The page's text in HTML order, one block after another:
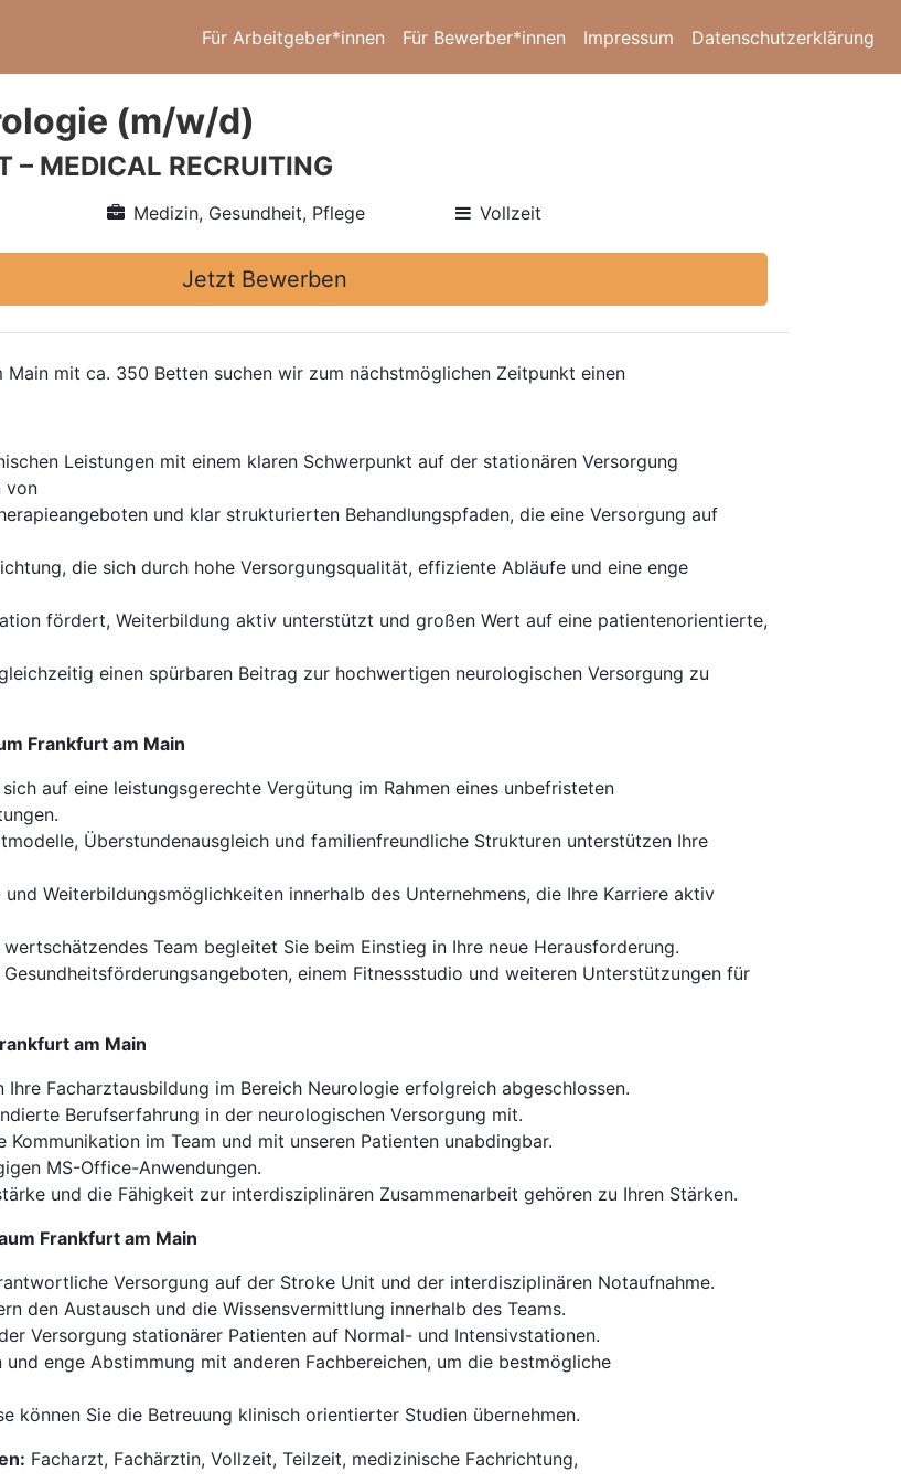
Für Arbeitgeber*innen Für Bewerber*innen Impressum Datenschutzerklärung
(m/w/d)
– MEDICAL RECRUITING
Medizin, Gesundheit, Pflege Vollzeit
Jetzt Bewerben
mit ca. 350 Betten suchen wir zum nächstmöglichen Zeitpunkt einen
Leistungen mit einem klaren Schwerpunkt auf der stationären Versorgung
von
und klar strukturierten Behandlungspfaden, die eine Versorgung auf
die sich durch hohe Versorgungsqualität, effiziente Abläufe und eine enge
fördert, Weiterbildung aktiv unterstützt und großen Wert auf eine patientenorientierte,
einen spürbaren Beitrag zur hochwertigen neurologischen Versorgung zu
Frankfurt am Main
sich auf eine leistungsgerechte Vergütung im Rahmen eines unbefristeten
Überstundenausgleich und familienfreundliche Strukturen unterstützen Ihre
Weiterbildungsmöglichkeiten innerhalb des Unternehmens, die Ihre Karriere aktiv
Team begleitet Sie beim Einstieg in Ihre neue Herausforderung.
einem Fitnessstudio und weiteren Unterstützungen für
am Main
Ihre Facharztausbildung im Bereich Neurologie erfolgreich abgeschlossen.
Berufserfahrung in der neurologischen Versorgung mit.
Kommunikation im Team und mit unseren Patienten unabdingbar.
MS-Office-Anwendungen.
und die Fähigkeit zur interdisziplinären Zusammenarbeit gehören zu Ihren Stärken.
Frankfurt am Main
Versorgung auf der Stroke Unit und der interdisziplinären Notaufnahme.
den Austausch und die Wissensvermittlung innerhalb des Teams.
Versorgung stationärer Patienten auf Normal- und Intensivstationen.
und enge Abstimmung mit anderen Fachbereichen, um die bestmögliche
können Sie die Betreuung klinisch orientierter Studien übernehmen.
Facharzt, Fachärztin, Vollzeit, Teilzeit, medizinische Fachrichtung,